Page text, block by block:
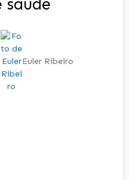
saúde
Euler Ribeiro